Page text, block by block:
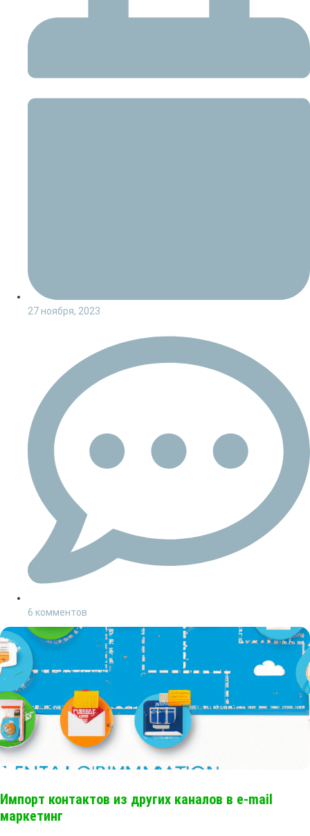
27 ноября, 2023
6 комментов
Импорт контактов из других каналов в e-mail
маркетинг